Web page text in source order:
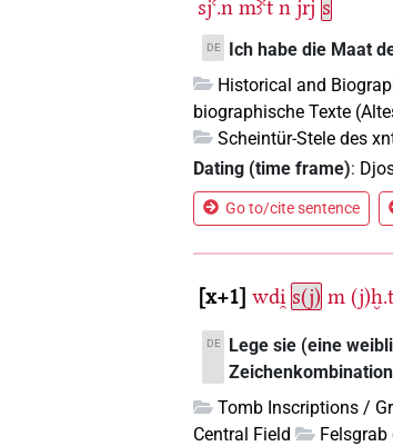
sjꜥ.n mꜣꜥt n jrj s
DE
Ich habe die Maat
Historical and
biographische Texte
Scheintür-Stele des
Dating (time frame):
Go to/cite sentence
x+1 wdi̯ s(j) m (j)ḫ.t
DE
Lege sie (eine
Tomb Inscriptions /
Central Field
Felsgrab